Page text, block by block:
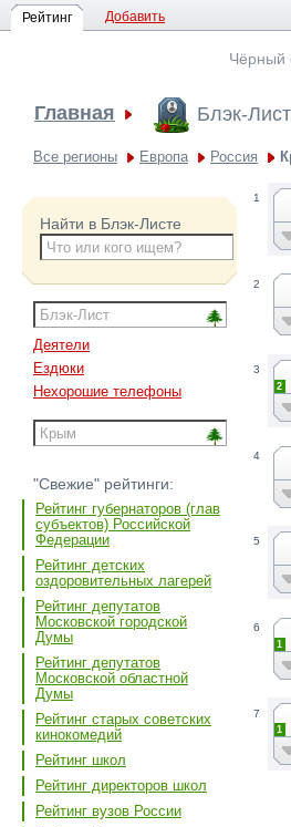
Рейтинг Добавить
Чёрный
Главная Блэк-Лист
Все регионы Европа Россия
Найти в Блэк-Листе
Деятели
Ездюки
Нехорошие телефоны
"Свежие" рейтинги:
Рейтинг губернаторов (глав
субъектов) Российской
Федерации
Рейтинг детских
оздоровительных лагерей
Рейтинг депутатов
Московской городской
Думы
Рейтинг депутатов
Московской областной
Думы
Рейтинг старых советских
кинокомедий
Рейтинг школ
Рейтинг директоров школ
Рейтинг вузов России
1
2
3
2
4
5
6
1
7
1